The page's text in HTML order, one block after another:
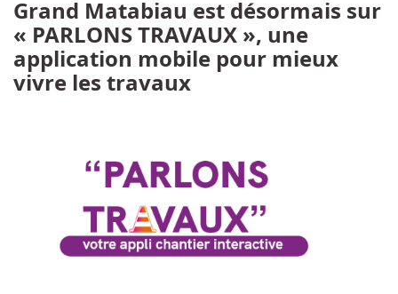
Grand Matabiau est désormais sur
« PARLONS TRAVAUX », une
application mobile pour mieux
vivre les travaux